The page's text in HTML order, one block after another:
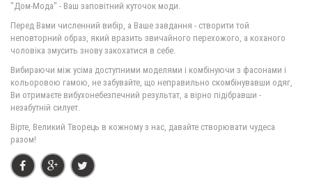
720.00грн.
Стильне плаття жіноче із відкритими плечима "Candys"
370.00грн.
Стильне жіноче плаття з блискавкою спереду
"Дом-Мода" - Ваш заповітний куточок моди.
Перед Вами численний вибір, а Ваше завдання - створити той
неповторний образ, який вразить звичайного перехожого, а коханого
чоловіка змусить знову закохатися в себе.
Вибираючи між усіма доступними моделями і комбінуючи з фасонами і
кольоровою гамою, не забувайте, що неправильно скомбінувавши одяг,
Ви отримаєте вибухонебезпечний результат, а вірно підібравши -
незабутній силует.
Вірте, Великий Творець в кожному з нас, давайте створювати чудеса
разом!